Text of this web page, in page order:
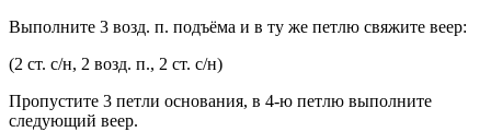
Выполните 3 возд. п. подъёма и в ту же петлю свяжите веер:
(2 ст. с/н, 2 возд. п., 2 ст. с/н)
Пропустите 3 петли основания, в 4-ю петлю выполните
следующий веер.